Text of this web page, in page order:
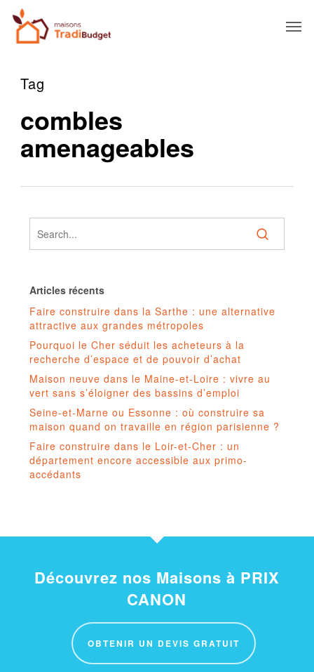
Tag
combles
amenageables
Articles récents
Faire construire dans la Sarthe : une alternative
attractive aux grandes métropoles
Pourquoi le Cher séduit les acheteurs à la
recherche d’espace et de pouvoir d’achat
Maison neuve dans le Maine-et-Loire : vivre au
vert sans s’éloigner des bassins d’emploi
Seine-et-Marne ou Essonne : où construire sa
maison quand on travaille en région parisienne ?
Faire construire dans le Loir-et-Cher : un
département encore accessible aux primo-
accédants
Découvrez nos Maisons à PRIX
CANON
OBTENIR UN DEVIS GRATUIT